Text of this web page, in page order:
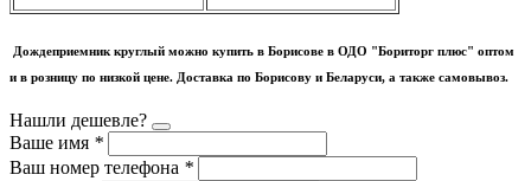
Дождеприемник круглый можно купить в Борисове в ОДО "Бориторг плюс" оптом
и в розницу по низкой цене. Доставка по Борисову и Беларуси, а также самовывоз.
Нашли дешевле?
Ваше имя *
Ваш номер телефона *